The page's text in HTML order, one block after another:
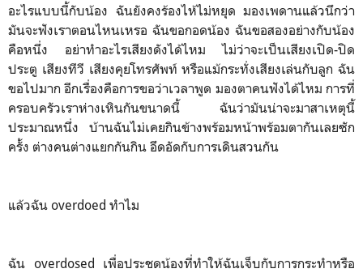
อะไรแบบนี้กับน้อง ฉันยังคงร้องไห้ไม่หยุด มองเพดานแล้วนึกว่า
มันจะฟังเราตอนไหนเหรอ ฉันขอกอดน้อง ฉันขอสองอย่างกับน้อง
คือหนึ่ง อย่าทำอะไรเสียงดังได้ไหม ไม่ว่าจะเป็นเสียงเปิด-ปิด
ประตู เสียงทีวี เสียงคุยโทรศัพท์ หรือแม้กระทั่งเสียงเล่นกับลูก ฉัน
ขอไปมาก อีกเรื่องคือการขอว่าเวลาพูด มองตาคนฟังได้ไหม การที่
ครอบครัวเราห่างเหินกันขนาดนี้ ฉันว่ามันน่าจะมาสาเหตุนี้
ประมาณหนึ่ง บ้านฉันไม่เคยกินข้างพร้อมหน้าพร้อมตากันเลยซัก
ครั้ง ต่างคนต่างแยกกันกิน อึดอัดกับการเดินสวนกัน
แล้วฉัน overdoed ทำไม
ฉัน overdosed เพื่อประชดน้องที่ทำให้ฉันเจ็บกับการกระทำหรือ